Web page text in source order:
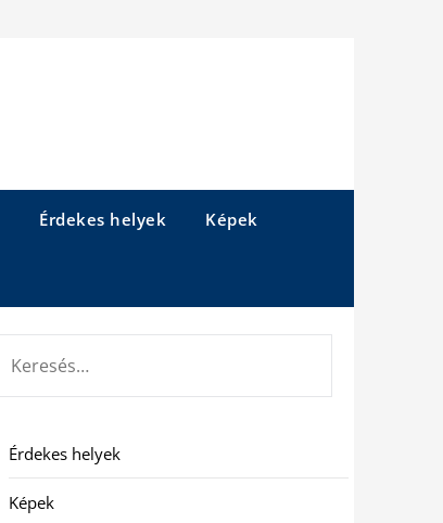
Érdekes helyek Képek
Érdekes helyek
Képek